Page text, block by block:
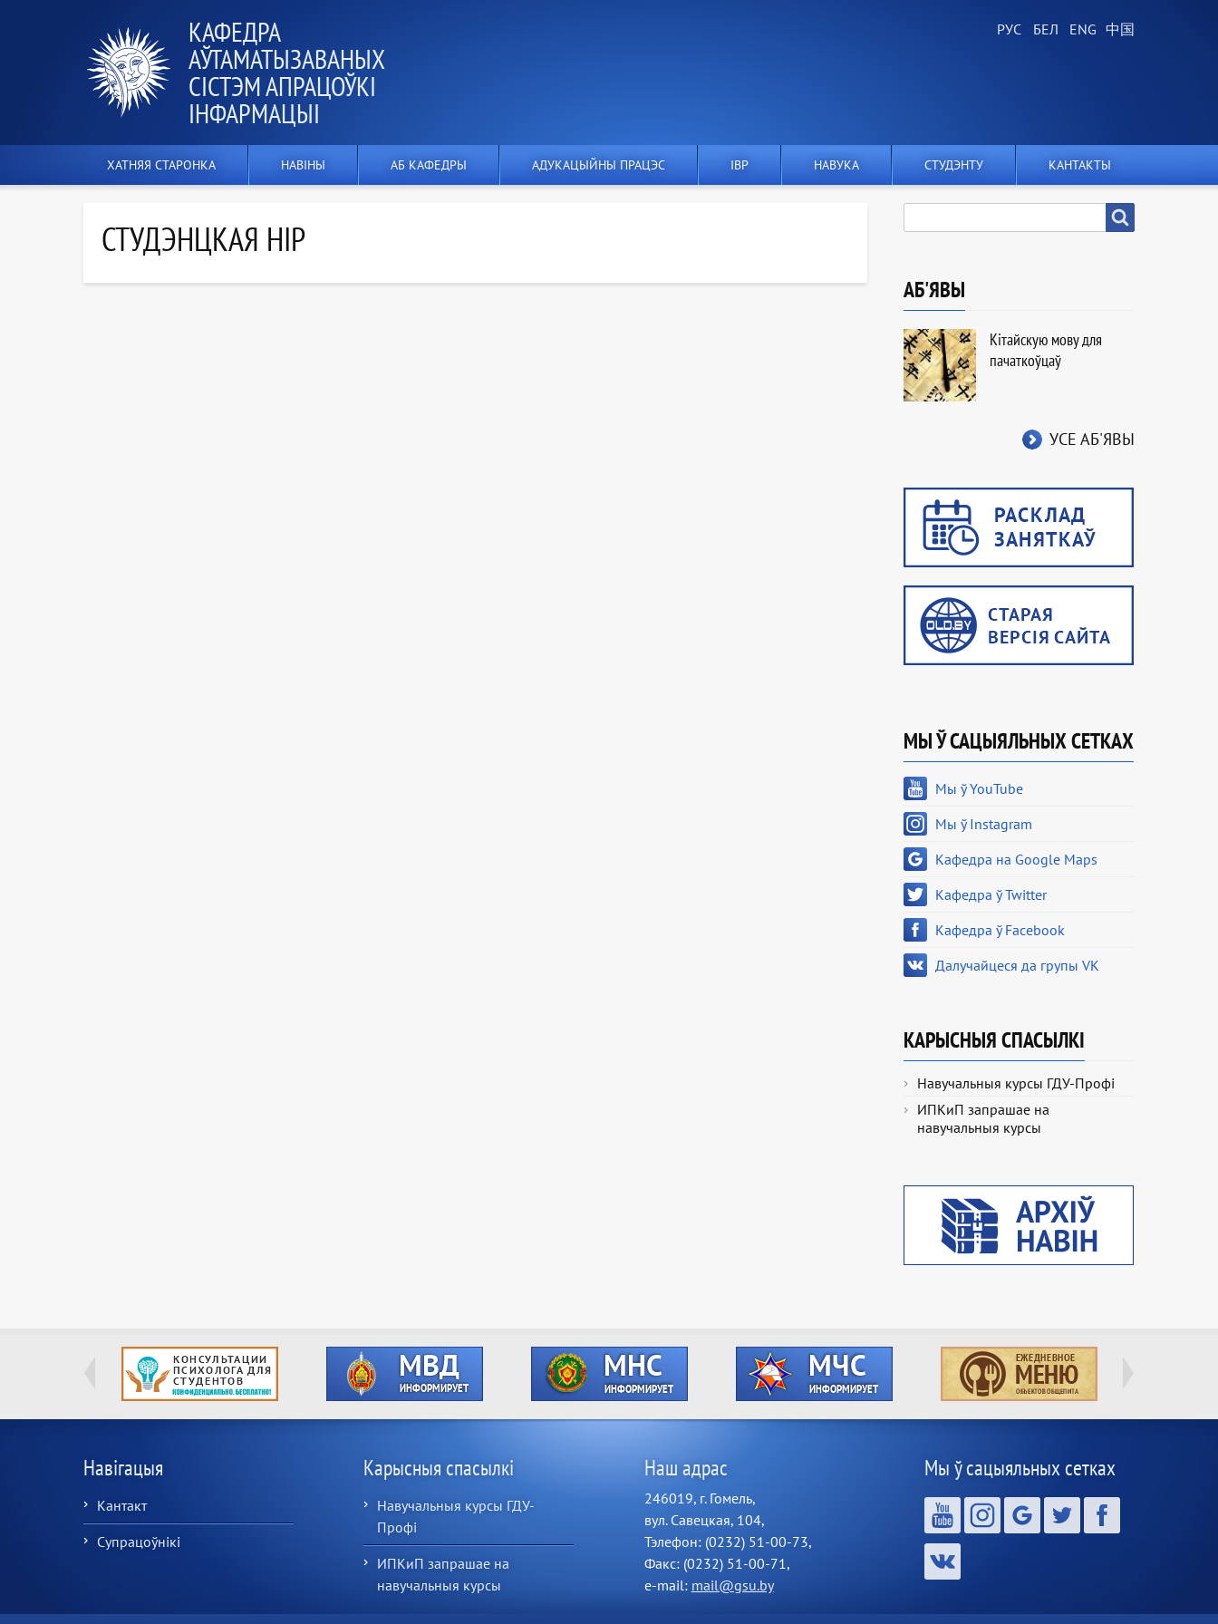
КАФЕДРА
АЎТАМАТЫЗАВАНЫХ
СІСТЭМ АПРАЦОЎКІ
ІНФАРМАЦЫІ
ХАТНЯЯ СТАРОНКА НАВІНЫ АБ КАФЕДРЫ АДУКАЦЫЙНЫ ПРАЦЭС IВР НАВУКА СТУДЭНТУ КАНТАКТЫ
СТУДЭНЦКАЯ НІР
АБ'ЯВЫ
Кітайскую мову для
пачаткоўцаў
УСЕ АБ'ЯВЫ
МЫ Ў САЦЫЯЛЬНЫХ СЕТКАХ
Мы ў YouTube
Мы ў Instagram
Кафедра на Google Maps
Кафедра ў Twitter
Кафедра ў Facebook
Далучайцеся да групы VK
КАРЫСНЫЯ СПАСЫЛКІ
Навучальныя курсы ГДУ-Профі
ИПКиП запрашае на
навучальныя курсы
Навігацыя
Кантакт
Супрацоўнікі
Карысныя спасылкі
Навучальныя курсы ГДУ-
Профі
ИПКиП запрашае на
навучальныя курсы
Наш адрас
246019, г. Гомель,
вул. Савецкая, 104,
Тэлефон: (0232) 51-00-73,
Факс: (0232) 51-00-71,
e-mail: mail@gsu.by
Мы ў сацыяльных сетках